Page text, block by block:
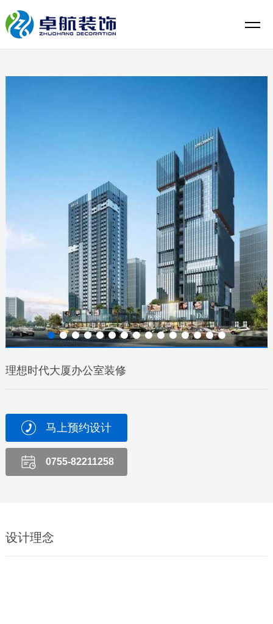
理想时代大厦办公室装修
马上预约设计
0755-82211258
设计理念